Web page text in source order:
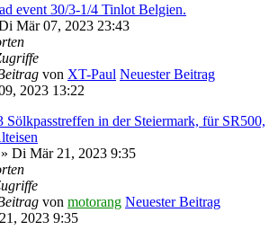
event 30/3-1/4 Tinlot Belgien.
Mär 07, 2023 23:43
von XT-Paul Neuester Beitrag
2023 13:22
Sölkpasstreffen in der Steiermark, für SR500,
» Di Mär 21, 2023 9:35
von motorang Neuester Beitrag
2023 9:35